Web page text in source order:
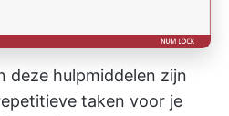
deze hulpmiddelen zijn
taken voor je